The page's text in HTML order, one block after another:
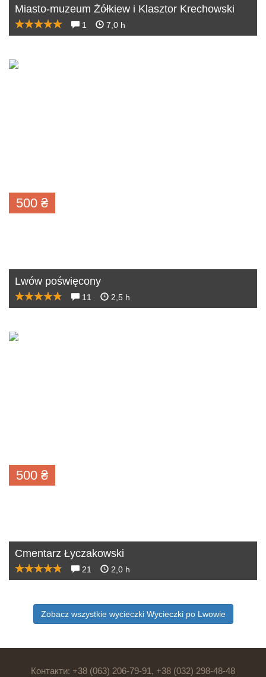
Miasto-muzeum Żółkiew i Klasztor Krechowski
1 7,0 h
500 ₴
Lwów poświęcony
11 2,5 h
500 ₴
Cmentarz Łyczakowski
21 2,0 h
Zobacz wszystkie wycieczki Wycieczki po Lwowie
Контакти: +38 (063) 206-79-91, +38 (032) 298-48-48